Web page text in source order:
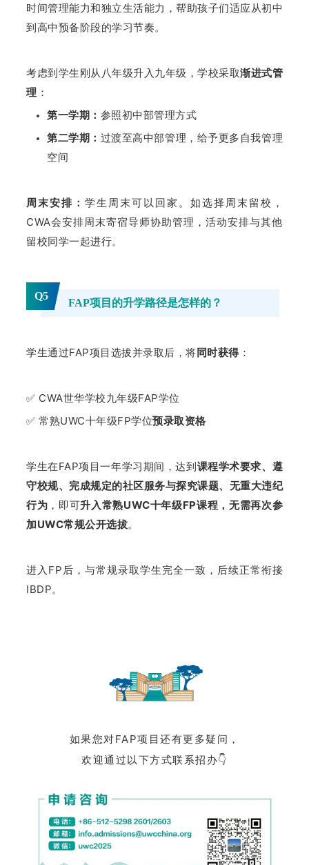
时间管理能力和独立生活能力，帮助孩子们适应从初中
到高中预备阶段的学习节奏。
考虑到学生刚从八年级升入九年级，学校采取渐进式管
理 ：
第一学期： 参照初中部管理方式
第二学期： 过渡至高中部管理，给予更多自我管理
空间
周末安排： 学生周末可以回家。如选择周末留校，
CWA会安排周末寄宿导师协助管理，活动安排与其他
留校同学一起进行。
Q5
FAP项目的升学路径是怎样的？
学生通过FAP项目选拔并录取后，将同时获得：
✅ CWA世华学校九年级FAP学位
✅ 常熟UWC十年级FP学位预录取资格
学生在FAP项目一年学习期间，达到课程学术要求、遵
守校规、完成规定的社区服务与探究课题、无重大违纪
行为 ，即可升入常熟UWC十年级FP课程，无需再次参
加UWC常规公开选拔。
进入FP后，与常规录取学生完全一致，后续正常衔接
IBDP。
如果您对FAP项目还有更多疑问，
欢迎通过以下方式联系招办👇